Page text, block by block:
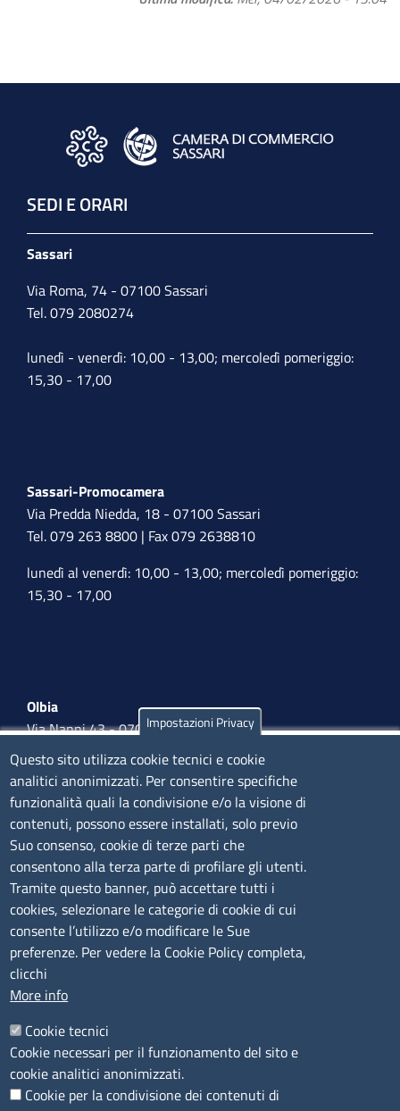
SEDI E ORARI
Sassari
Via Roma, 74 - 07100 Sassari
Tel. 079 2080274
lunedì - venerdì: 10,00 - 13,00; mercoledì pomeriggio:
15,30 - 17,00
Sassari-Promocamera
Via Predda Niedda, 18 - 07100 Sassari
Tel. 079 263 8800 | Fax 079 2638810
lunedì al venerdì: 10,00 - 13,00; mercoledì pomeriggio:
15,30 - 17,00
Olbia
Via Nanni 43 - 07026 Olbia
Tel. 0789 66122 | 0789 69580
mail: ufficio.olbia@ss.camcom.it
lunedì al venerdì: 9,00 - 12,00; lunedì pomeriggio: 16,00
- 17,00
CONTATTI
Camera di Commercio, Industria, Artigianato e
Agricoltura di Sassari
PEC
P.IVA01047570906
Codice Fiscale
Codice Univoco per le fatture elettroniche: UFPXFS
LINK UTILI
Impostazioni Privacy
Questo sito utilizza cookie tecnici e cookie
analitici anonimizzati. Per consentire specifiche
funzionalità quali la condivisione e/o la visione di
contenuti, possono essere installati, solo previo
Suo consenso, cookie di terze parti che
consentono alla terza parte di profilare gli utenti.
Tramite questo banner, può accettare tutti i
cookies, selezionare le categorie di cookie di cui
consente l’utilizzo e/o modificare le Sue
preferenze. Per vedere la Cookie Policy completa,
clicchi
More info
Cookie tecnici
Cookie necessari per il funzionamento del sito e
cookie analitici anonimizzati.
Cookie per la condivisione dei contenuti di